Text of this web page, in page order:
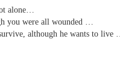
alone…
you were all wounded …
although he wants to live